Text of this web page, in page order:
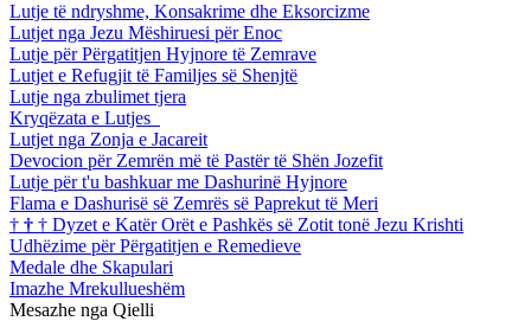
Lutje të ndryshme, Konsakrime dhe Eksorcizme
Lutjet nga Jezu Mëshiruesi për Enoc
Lutje për Përgatitjen Hyjnore të Zemrave
Lutjet e Refugjit të Familjes së Shenjtë
Lutje nga zbulimet tjera
Kryqëzata e Lutjes
Lutjet nga Zonja e Jacareit
Devocion për Zemrën më të Pastër të Shën Jozefit
Lutje për t'u bashkuar me Dashurinë Hyjnore
Flama e Dashurisë së Zemrës së Paprekut të Meri
† † † Dyzet e Katër Orët e Pashkës së Zotit tonë Jezu Krishti
Udhëzime për Përgatitjen e Remedieve
Medale dhe Skapulari
Imazhe Mrekullueshëm
Mesazhe nga Qielli